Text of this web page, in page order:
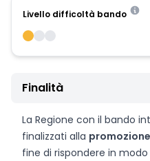
Livello difficoltà bando
Finalità
La Regione con il bando
finalizzati alla
fine di rispondere in